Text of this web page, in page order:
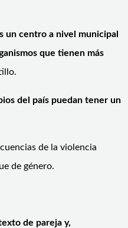
un centro a nivel municipal
que tienen más
del país puedan tener un
de la violencia
de género.
de pareja y,